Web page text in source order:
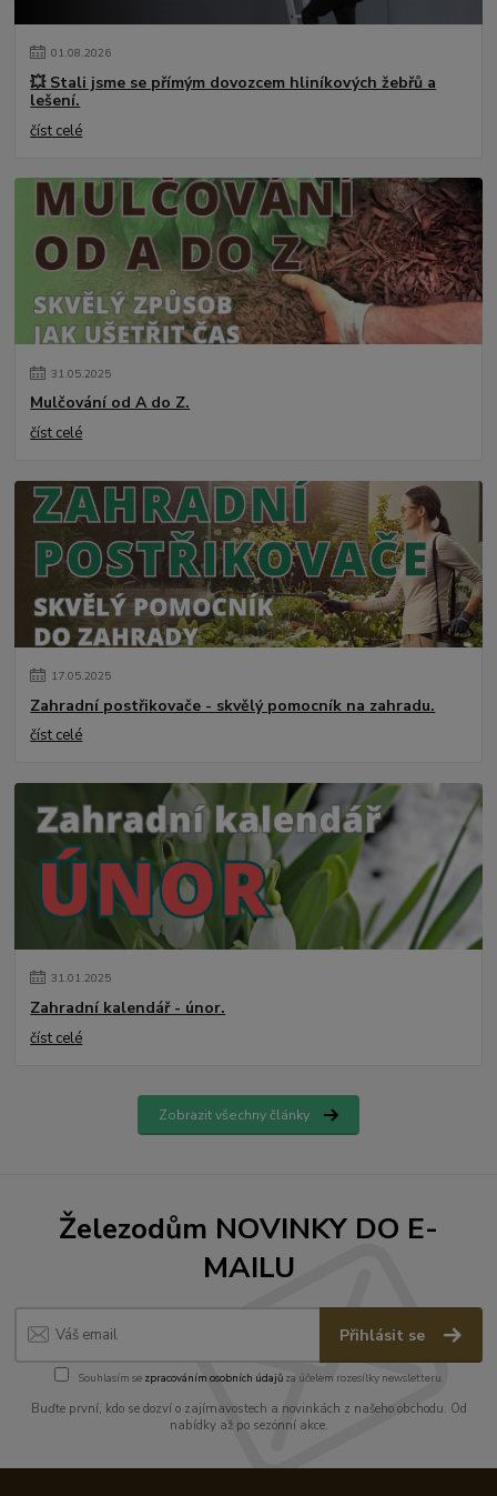
01.08.2026
💥 Stali jsme se přímým dovozcem hliníkových žebřů a
lešení.
číst celé
31.05.2025
Mulčování od A do Z.
číst celé
17.05.2025
Zahradní postřikovače - skvělý pomocník na zahradu.
číst celé
31.01.2025
Zahradní kalendář - únor.
číst celé
Zobrazit všechny články
Železodům NOVINKY DO E-
MAILU
Přihlásit se
Souhlasím se zpracováním osobních údajůza účelem rozesílky newsletteru.
Buďte první, kdo se dozví o zajímavostech a novinkách z našeho obchodu. Od
nabídky až po sezónní akce.